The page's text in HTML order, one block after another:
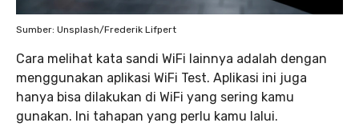
Sumber: Unsplash/Frederik Lifpert
Cara melihat kata sandi WiFi lainnya adalah dengan
menggunakan aplikasi WiFi Test. Aplikasi ini juga
hanya bisa dilakukan di WiFi yang sering kamu
gunakan. Ini tahapan yang perlu kamu lalui.